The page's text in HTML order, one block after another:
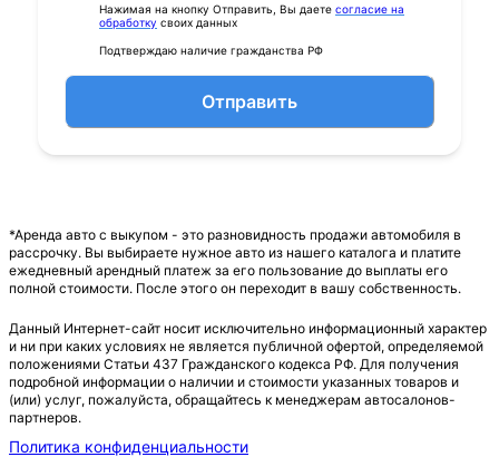
Нажимая на кнопку Отправить, Вы даете согласие на
обработку своих данных
Подтверждаю наличие гражданства РФ
Отправить
*Аренда авто с выкупом - это разновидность продажи автомобиля в
рассрочку. Вы выбираете нужное авто из нашего каталога и платите
ежедневный арендный платеж за его пользование до выплаты его
полной стоимости. После этого он переходит в вашу собственность.
Данный Интернет-сайт носит исключительно информационный характер
и ни при каких условиях не является публичной офертой, определяемой
положениями Статьи 437 Гражданского кодекса РФ. Для получения
подробной информации о наличии и стоимости указанных товаров и
(или) услуг, пожалуйста, обращайтесь к менеджерам автосалонов-
партнеров.
Политика конфиденциальности